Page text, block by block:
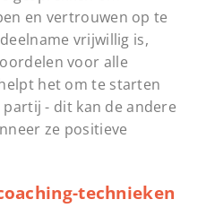
en vertrouwen op te
vrijwillig is,
voor alle
het om te starten
- dit kan de andere
ze positieve
technieken